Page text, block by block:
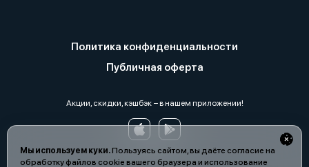
Мы используем куки.Пользуясь сайтом, вы даёте согласие на
обработку файлов cookie вашего браузера и использование
Политика конфиденциальности
Публичная оферта
Акции, скидки, кэшбэк − в нашем приложении!